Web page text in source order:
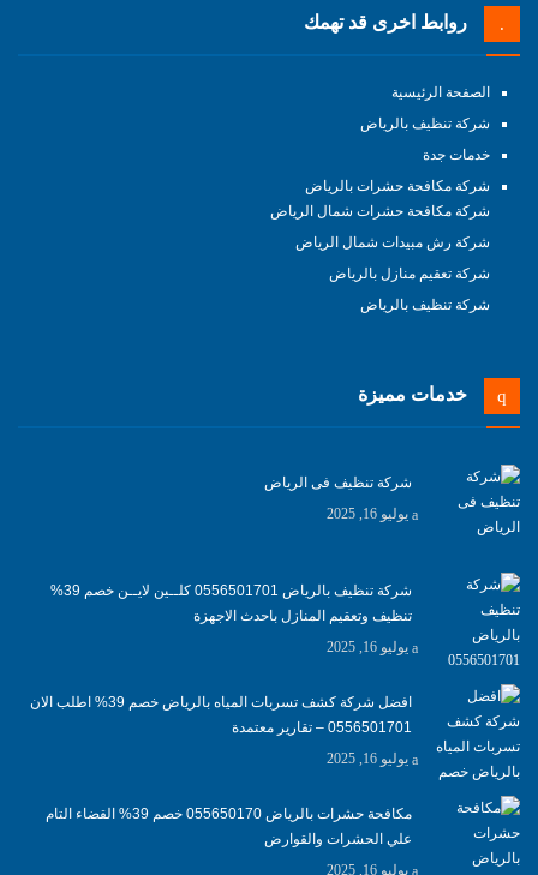
روابط اخرى قد تهمك
الصفحة الرئيسية
شركة تنظيف بالرياض
خدمات جدة
شركة مكافحة حشرات بالرياض
شركة مكافحة حشرات شمال الرياض
شركة رش مبيدات شمال الرياض
شركة تعقيم منازل بالرياض
شركة تنظيف بالرياض
خدمات مميزة
شركة تنظيف فى الرياض
يوليو 16, 2025
شركة تنظيف بالرياض 0556501701 كلــين لايــن خصم 39%
تنظيف وتعقيم المنازل باحدث الاجهزة
يوليو 16, 2025
افضل شركة كشف تسربات المياه بالرياض خصم 39% اطلب الان
0556501701‬‏ – تقارير معتمدة
يوليو 16, 2025
مكافحة حشرات بالرياض 055650170 خصم 39% القضاء التام
علي الحشرات والقوارض
يوليو 16, 2025